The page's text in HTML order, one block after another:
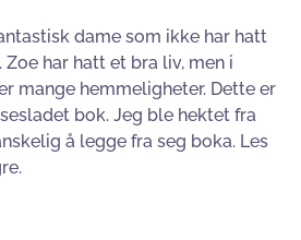
dame som ikke har hatt
har hatt et bra liv, men i
mange hemmeligheter. Dette er
bok. Jeg ble hektet fra
å legge fra seg boka. Les